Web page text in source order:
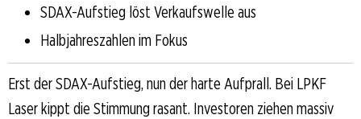
SDAX-Aufstieg löst Verkaufswelle aus
Halbjahreszahlen im Fokus
Erst der SDAX-Aufstieg, nun der harte Aufprall. Bei LPKF
Laser kippt die Stimmung rasant. Investoren ziehen massiv